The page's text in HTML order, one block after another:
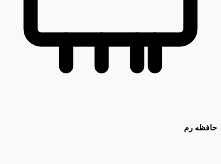
حافظه رم